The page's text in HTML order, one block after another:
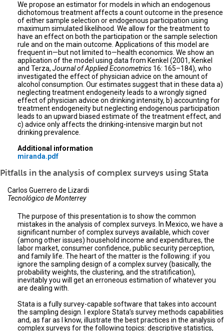
We propose an estimator for models in which an endogenous
dichotomous treatment affects a count outcome in the presence
of either sample selection or endogenous participation using
maximum simulated likelihood. We allow for the treatment to
have an effect on both the participation or the sample selection
rule and on the main outcome. Applications of this model are
frequent in—but not limited to—health economics. We show an
application of the model using data from Kenkel (2001, Kenkel
and Terza, Journal of Applied Econometrics 16: 165–184), who
investigated the effect of physician advice on the amount of
alcohol consumption. Our estimates suggest that in these data a)
neglecting treatment endogeneity leads to a wrongly signed
effect of physician advice on drinking intensity, b) accounting for
treatment endogeneity but neglecting endogenous participation
leads to an upward biased estimate of the treatment effect, and
c) advice only affects the drinking-intensive margin but not
drinking prevalence.
Additional information
miranda.pdf
Pitfalls in the analysis of complex surveys using Stata
Carlos Guerrero de Lizardi
Tecnológico de Monterrey
The purpose of this presentation is to show the common
mistakes in the analysis of complex surveys. In Mexico, we have a
significant number of complex surveys available, which cover
(among other issues) household income and expenditures, the
labor market, consumer confidence, public security perception,
and family life. The heart of the matter is the following: if you
ignore the sampling design of a complex survey (basically, the
probability weights, the clustering, and the stratification),
inevitably you will get an erroneous estimation of whatever you
are dealing with.
Stata is a fully survey-capable software that takes into account
the sampling design. I explore Stata’s survey methods capabilities
and, as far as I know, illustrate the best practices in the analysis of
complex surveys for the following topics: descriptive statistics,